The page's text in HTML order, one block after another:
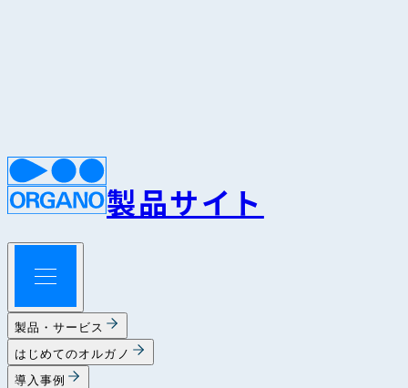
製品サイト
製品・サービス
はじめてのオルガノ
導入事例